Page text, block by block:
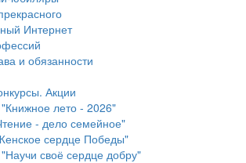
Интернет
и обязанности
Акции
"Книжное лето - 2026"
- дело семейное"
сердце Победы"
"Научи своё сердце добру"